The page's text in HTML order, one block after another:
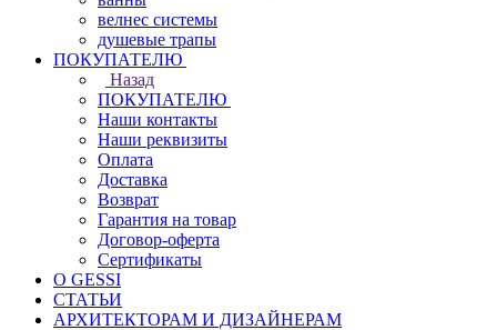
велнес системы
душевые трапы
ПОКУПАТЕЛЮ
Назад
ПОКУПАТЕЛЮ
Наши контакты
Наши реквизиты
Оплата
Доставка
Возврат
Гарантия на товар
Договор-оферта
Сертификаты
О GESSI
СТАТЬИ
АРХИТЕКТОРАМ И ДИЗАЙНЕРАМ